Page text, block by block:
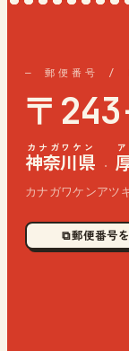
— 郵便番号 /
〒
神奈川県
カナガワケン
·
カナガワケンアツ
⧉ 郵便番号